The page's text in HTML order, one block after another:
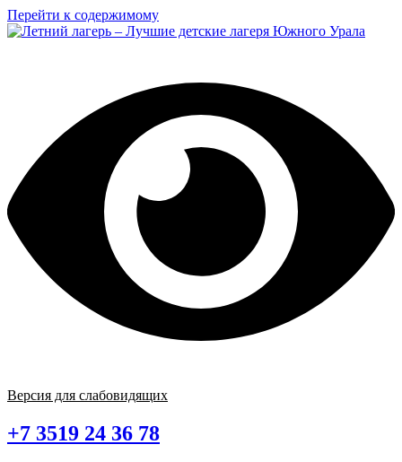
Перейти к содержимому
Версия для слабовидящих
+7 3519 24 36 78